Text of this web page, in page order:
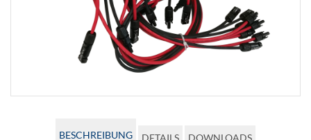
BESCHREIBUNG DETAILS DOWNLOADS